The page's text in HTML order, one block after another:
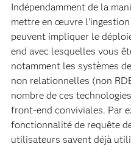
Indépendamment de la
mettre en œuvre
peuvent impliquer le
end avec lesquelles vous
notamment les systèmes
non relationnelles (non
nombre de ces
front-end conviviales. Par
fonctionnalité de requête
utilisateurs savent déjà